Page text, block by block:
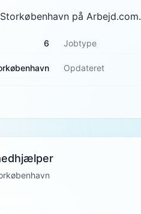
på Arbejd.com.
6 Jobtype
Opdateret